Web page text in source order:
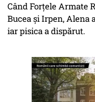
Când Forțele Armate
Bucea și Irpen, Alena
iar pisica a dispărut.